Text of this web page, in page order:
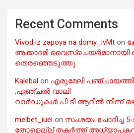
Recent Comments
Vivod iz zapoya na domy_ivMt on
അക്കാദമി വൈസ്ചെയർമാനായി
തെരഞ്ഞെടുത്തു
Kalebal on എരുമേലി
,ഏഞ്ചൽ വാലി
വാർഡുകൾ പി ടി ആറിൽ നിന്ന്
melbet_iuel on സംശയം ചോദിച്ച
തോളെല്ല് തകർത്ത്